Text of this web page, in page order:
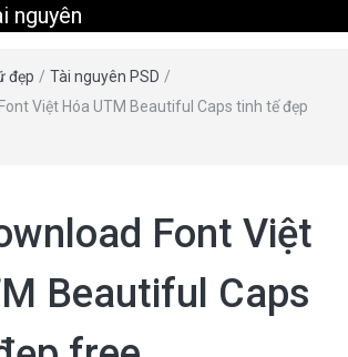
nguyên
đẹp / Tài nguyên PSD /
Việt Hóa UTM Beautiful Caps tinh tế đẹp
Font Việt
Beautiful Caps